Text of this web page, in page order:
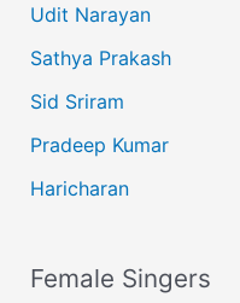
Udit Narayan
Sathya Prakash
Sid Sriram
Pradeep Kumar
Haricharan
Female Singers